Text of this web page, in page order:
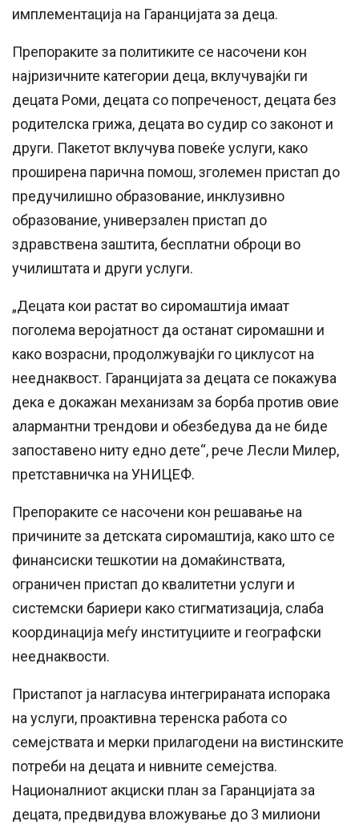
имплементација на Гаранцијата за деца.
Препораките за политиките се насочени кон
најризичните категории деца, вклучувајќи ги
децата Роми, децата со попреченост, децата без
родителска грижа, децата во судир со законот и
други. Пакетот вклучува повеќе услуги, како
проширена парична помош, зголемен пристап до
предучилишно образование, инклузивно
образование, универзален пристап до
здравствена заштита, бесплатни оброци во
училиштата и други услуги.
„Децата кои растат во сиромаштија имаат
поголема веројатност да останат сиромашни и
како возрасни, продолжувајќи го циклусот на
нееднаквост. Гаранцијата за децата се покажува
дека е докажан механизам за борба против овие
алармантни трендови и обезбедува да не биде
запоставено ниту едно дете“, рече Лесли Милер,
претставничка на УНИЦЕФ.
Препораките се насочени кон решавање на
причините за детската сиромаштија, како што се
финансиски тешкотии на домаќинствата,
ограничен пристап до квалитетни услуги и
системски бариери како стигматизација, слаба
координација меѓу институциите и географски
нееднаквости.
Пристапот ја нагласува интегрираната испорака
на услуги, проактивна теренска работа со
семејствата и мерки прилагодени на вистинските
потреби на децата и нивните семејства.
Националниот акциски план за Гаранцијата за
децата, предвидува вложување до 3 милиони